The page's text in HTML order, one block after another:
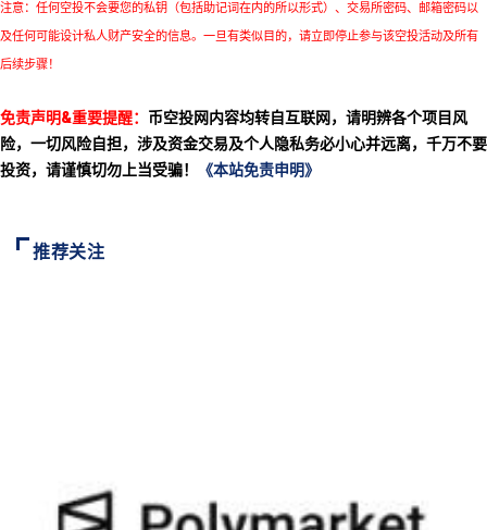
注意：任何空投不会要您的私钥（包括助记词在内的所以形式）、交易所密码、邮箱密码以
及任何可能设计私人财产安全的信息。一旦有类似目的，请立即停止参与该空投活动及所有
后续步骤！
免责声明&重要提醒： 币空投网内容均转自互联网，请明辨各个项目风
险，一切风险自担，涉及资金交易及个人隐私务必小心并远离，千万不要
投资，请谨慎切勿上当受骗！
《本站免责申明》
推荐关注